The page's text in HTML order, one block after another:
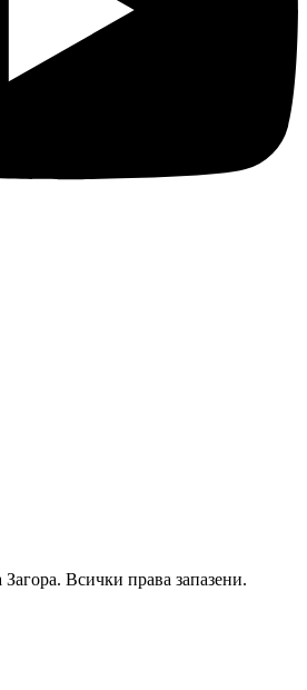
Всички права запазени.